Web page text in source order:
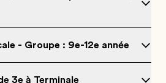
- Groupe : 9e-12e année
3e à Terminale